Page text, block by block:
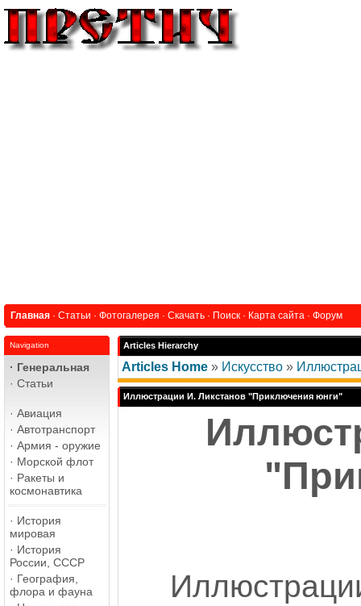
Главная · Статьи · Фотогалерея · Скачать · Поиск · Карта сайта · Форум
Navigation
· Генеральная
· Статьи
· Авиация
· Автотранспорт
· Армия - оружие
· Морской флот
· Ракеты и
космонавтика
· История
мировая
· История
России, СССР
· География,
флора и фауна
Articles Hierarchy
Articles Home » Искусство »
Иллюстрации И. Ликстанов "Приключения юнги"